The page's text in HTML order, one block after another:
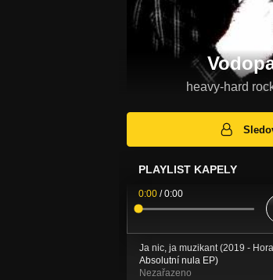
heavy-hard
PLAYLIST KAPELY
0:00 /0:00
Ja nic, ja muzikant (2019 -
Absolutní nula EP)
Nezařazeno